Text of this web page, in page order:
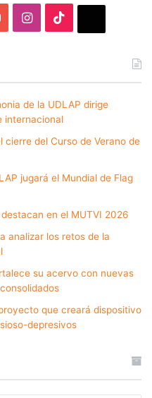
YouTubeInstagram
de la UDLAP dirige
internacional
del Curso de Verano de
jugará el Mundial de Flag
en el MUTVI 2026
analizar los retos de la
su acervo con nuevas
que creará dispositivo
depresivos